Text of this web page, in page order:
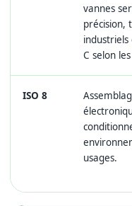
vannes
précision,
C selon
ISO 8
usages.